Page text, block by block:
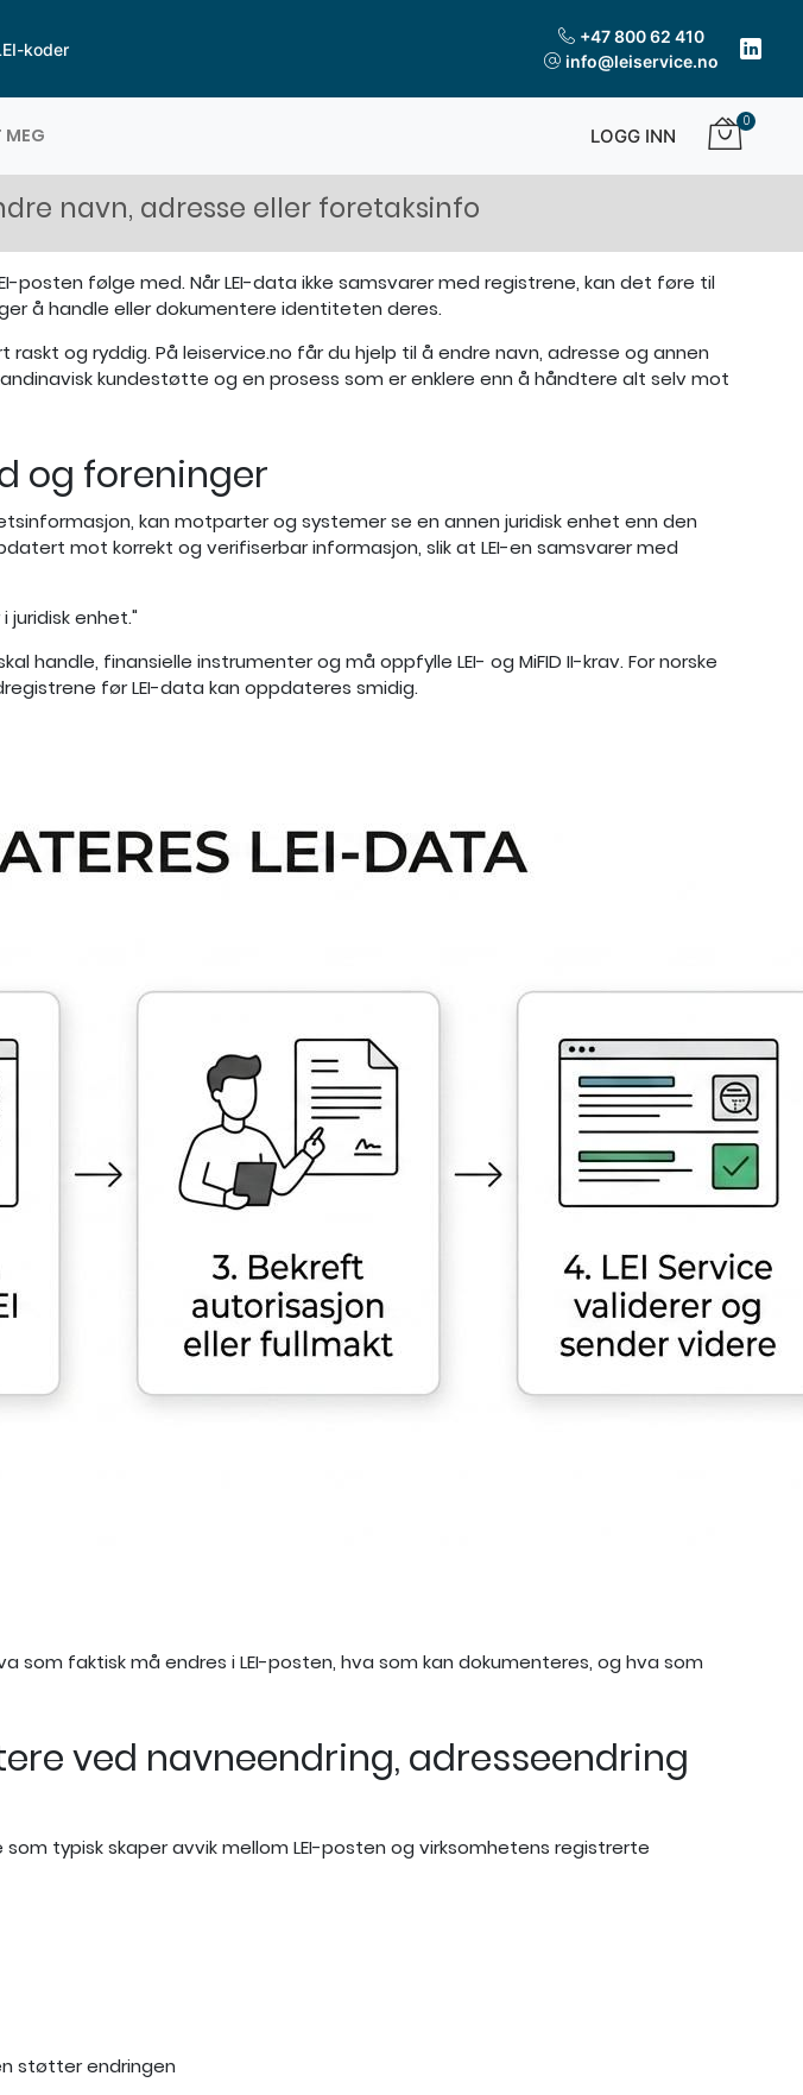
koder
+47 800 62 410
info@leiservice.no
MEG LOGG INN
0
navn, adresse eller foretaksinfo
følge med. Når LEI-data ikke samsvarer med registrene, kan det føre til
å handle eller dokumentere identiteten deres.
og ryddig. På leiservice.no får du hjelp til å endre navn, adresse og annen
kundestøtte og en prosess som er enklere enn å håndtere alt selv mot
og foreninger
kan motparter og systemer se en annen juridisk enhet enn den
mot korrekt og verifiserbar informasjon, slik at LEI-en samsvarer med
juridisk enhet."
handle, finansielle instrumenter og må oppfylle LEI- og MiFID II-krav. For norske
før LEI-data kan oppdateres smidig.
som faktisk må endres i LEI-posten, hva som kan dokumenteres, og hva som
ved navneendring, adresseendring
typisk skaper avvik mellom LEI-posten og virksomhetens registrerte
støtter endringen